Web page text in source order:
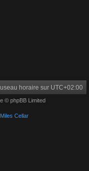
horaire sur UTC+02:00
© phpBB Limited
Miles Cellar